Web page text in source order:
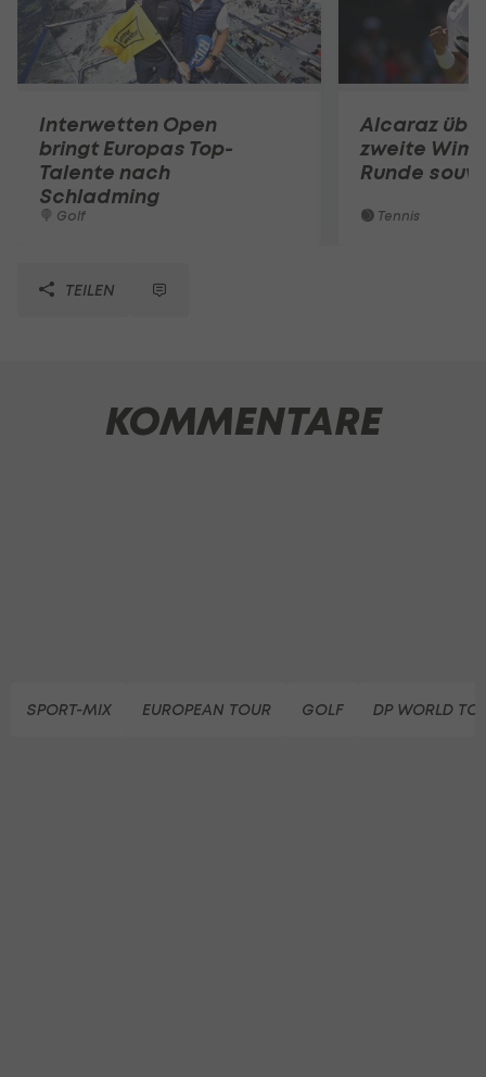
Interwetten Open
bringt Europas Top-
Talente nach
Schladming
Golf
Alcaraz
zweite
Runde
Tennis
TEILEN
KOMMENTARE
SPORT-MIX EUROPEAN TOUR GOLF DP WORLD